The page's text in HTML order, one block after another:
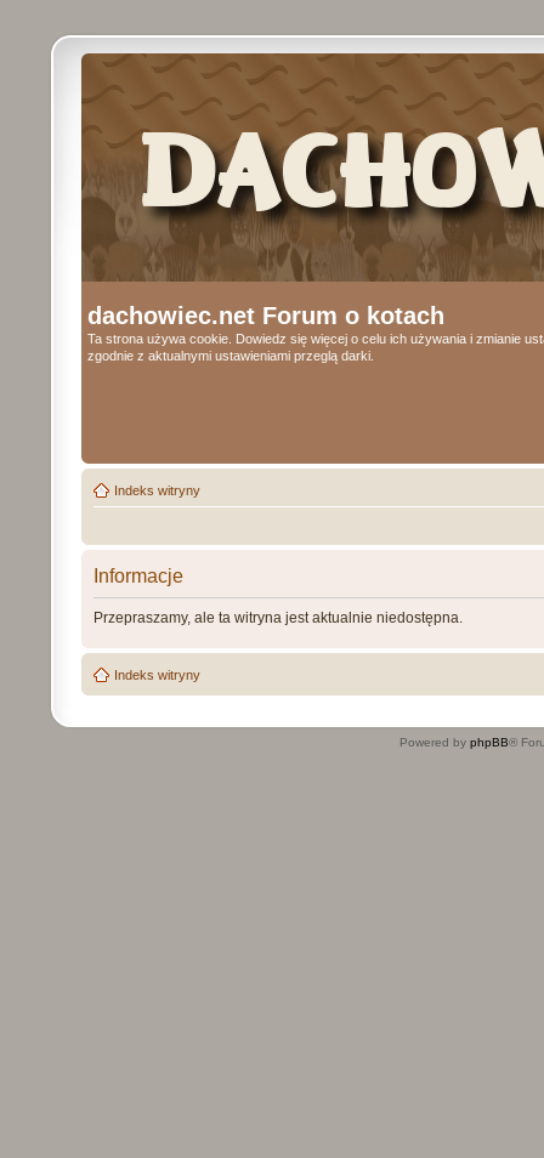
dachowiec.net Forum o kotach
Ta strona używa cookie. Dowiedz się więcej o celu ich używania i zmianie
zgodnie z aktualnymi ustawieniami przeglą darki.
Indeks witryny
Informacje
Przepraszamy, ale ta witryna jest aktualnie niedostępna.
Indeks witryny
Powered by phpBB®